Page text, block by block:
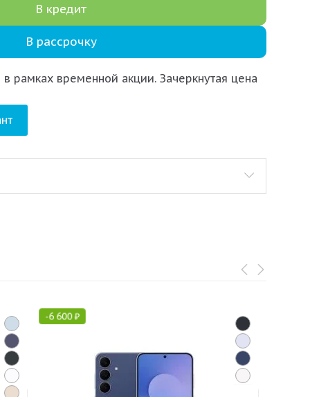
В кредит
В рассрочку
рамках временной акции. Зачеркнутая цена
-6 600₽